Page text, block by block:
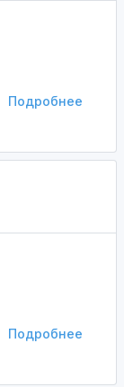
Подробнее
Подробнее